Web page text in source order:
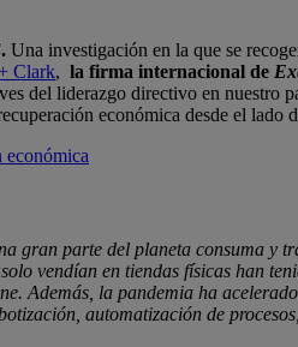
Una investigación en la que se
Clark, la firma internacional de
del liderazgo directivo en nuestro
económica desde el lado
gran parte del planeta consuma y
vendían en tiendas físicas han
Además, la pandemia ha
automatización de